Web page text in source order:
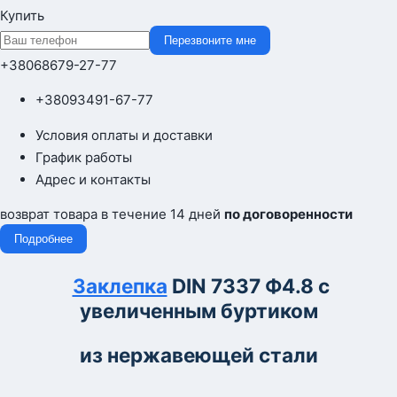
Купить
Перезвоните мне
+38068679-27-77
+38093491-67-77
Условия оплаты и доставки
График работы
Адрес и контакты
возврат товара в течение 14 дней по договоренности
Подробнее
Заклепка DIN 7337 Ф4.8 с
увеличенным буртиком
из нержавеющей стали